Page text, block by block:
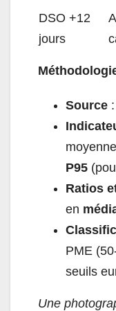
DSO +12
jours
Source
P95
Ratios
en
PME
seuils
Une